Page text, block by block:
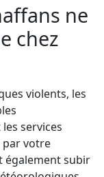
ne
chez
violents, les
services
par votre
également subir